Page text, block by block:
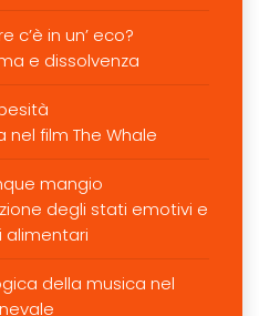
c’è in un’ eco?
e dissolvenza
nel film The Whale
mangio
degli stati emotivi e
alimentari
della musica nel